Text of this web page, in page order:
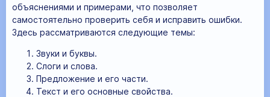
объяснениями и примерами, что позволяет
самостоятельно проверить себя и исправить ошибки.
Здесь рассматриваются следующие темы:
Звуки и буквы.
Слоги и слова.
Предложение и его части.
Текст и его основные свойства.